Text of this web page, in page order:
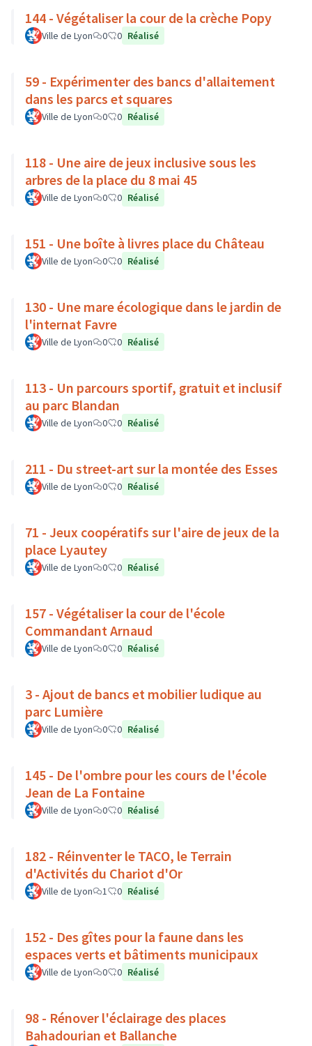
144 - Végétaliser la cour de la crèche Popy
Ville de Lyon 0 0 Réalisé
59 - Expérimenter des bancs d'allaitement
dans les parcs et squares
Ville de Lyon 0 0 Réalisé
118 - Une aire de jeux inclusive sous les
arbres de la place du 8 mai 45
Ville de Lyon 0 0 Réalisé
151 - Une boîte à livres place du Château
Ville de Lyon 0 0 Réalisé
130 - Une mare écologique dans le jardin de
l'internat Favre
Ville de Lyon 0 0 Réalisé
113 - Un parcours sportif, gratuit et inclusif
au parc Blandan
Ville de Lyon 0 0 Réalisé
211 - Du street-art sur la montée des Esses
Ville de Lyon 0 0 Réalisé
71 - Jeux coopératifs sur l'aire de jeux de la
place Lyautey
Ville de Lyon 0 0 Réalisé
157 - Végétaliser la cour de l'école
Commandant Arnaud
Ville de Lyon 0 0 Réalisé
3 - Ajout de bancs et mobilier ludique au
parc Lumière
Ville de Lyon 0 0 Réalisé
145 - De l'ombre pour les cours de l'école
Jean de La Fontaine
Ville de Lyon 0 0 Réalisé
182 - Réinventer le TACO, le Terrain
d'Activités du Chariot d'Or
Ville de Lyon 1 0 Réalisé
152 - Des gîtes pour la faune dans les
espaces verts et bâtiments municipaux
Ville de Lyon 0 0 Réalisé
98 - Rénover l'éclairage des places
Bahadourian et Ballanche